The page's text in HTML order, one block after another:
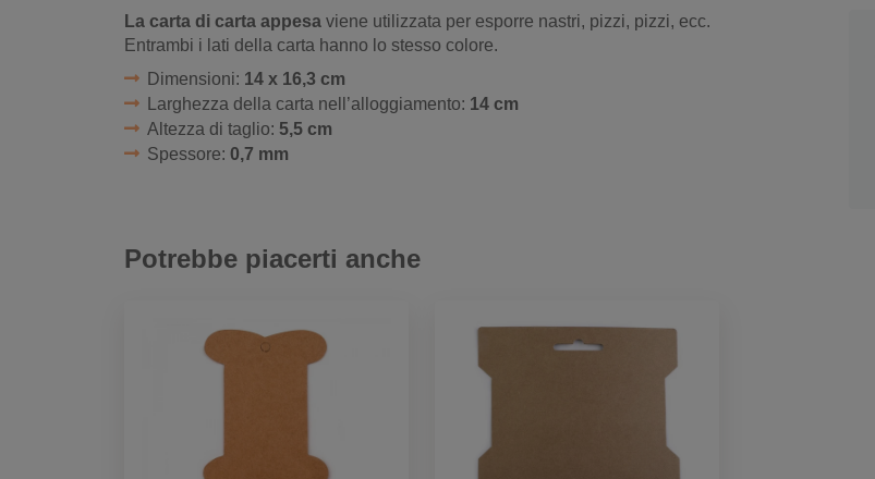
La carta di carta appesa viene utilizzata per esporre nastri, pizzi, pizzi, ecc.
Entrambi i lati della carta hanno lo stesso colore.
Dimensioni: 14 x 16,3 cm
Larghezza della carta nell’alloggiamento: 14 cm
Altezza di taglio: 5,5 cm
Spessore: 0,7 mm
Potrebbe piacerti anche